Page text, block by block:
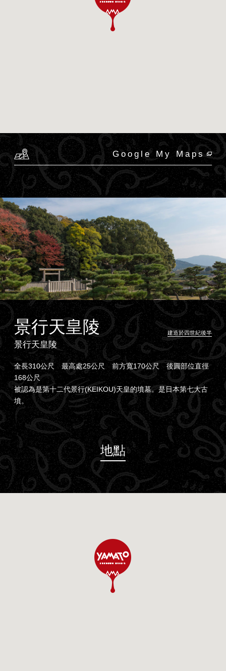
Google My Maps
景行天皇陵 建造於四世紀後半
景行天皇陵
全長310公尺 最高處25公尺 前方寬170公尺 後圓部位直徑
168公尺
被認為是第十二代景行(KEIKOU)天皇的墳墓。是日本第七大古
墳。
地點